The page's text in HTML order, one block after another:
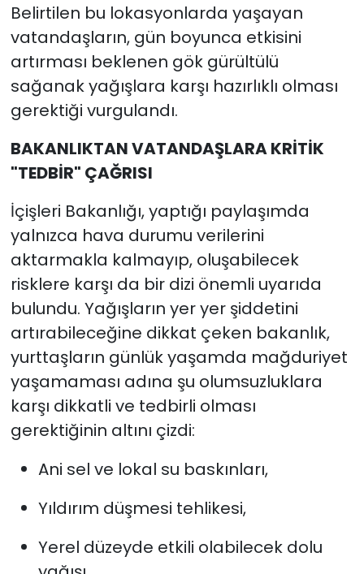
Belirtilen bu lokasyonlarda yaşayan
vatandaşların, gün boyunca etkisini
artırması beklenen gök gürültülü
sağanak yağışlara karşı hazırlıklı olması
gerektiği vurgulandı.
BAKANLIKTAN VATANDAŞLARA KRİTİK
"TEDBİR" ÇAĞRISI
İçişleri Bakanlığı, yaptığı paylaşımda
yalnızca hava durumu verilerini
aktarmakla kalmayıp, oluşabilecek
risklere karşı da bir dizi önemli uyarıda
bulundu. Yağışların yer yer şiddetini
artırabileceğine dikkat çeken bakanlık,
yurttaşların günlük yaşamda mağduriyet
yaşamaması adına şu olumsuzluklara
karşı dikkatli ve tedbirli olması
gerektiğinin altını çizdi:
Ani sel ve lokal su baskınları,
Yıldırım düşmesi tehlikesi,
Yerel düzeyde etkili olabilecek dolu